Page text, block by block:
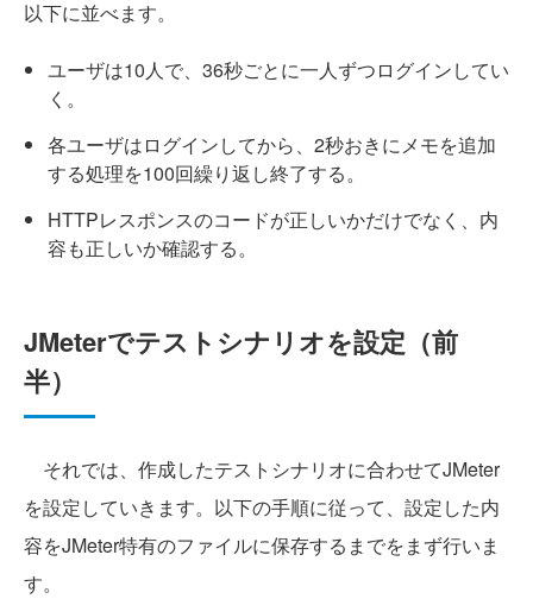
以下に並べます。
ユーザは10人で、36秒ごとに一人ずつログインしてい
く。
各ユーザはログインしてから、2秒おきにメモを追加
する処理を100回繰り返し終了する。
HTTPレスポンスのコードが正しいかだけでなく、内
容も正しいか確認する。
JMeterでテストシナリオを設定（前
半）
それでは、作成したテストシナリオに合わせてJMeter
を設定していきます。以下の手順に従って、設定した内
容をJMeter特有のファイルに保存するまでをまず行いま
す。